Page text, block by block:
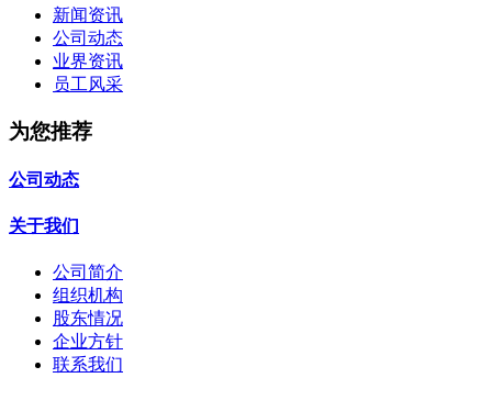
新闻资讯
公司动态
业界资讯
员工风采
为您推荐
公司动态
关于我们
公司简介
组织机构
股东情况
企业方针
联系我们